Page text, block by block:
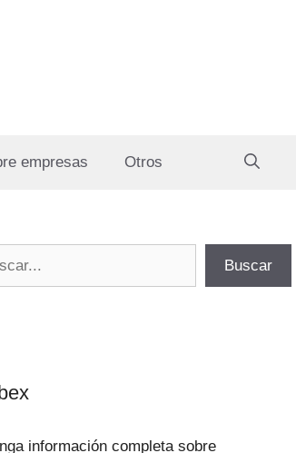
empresas Otros
Buscar
información completa sobre